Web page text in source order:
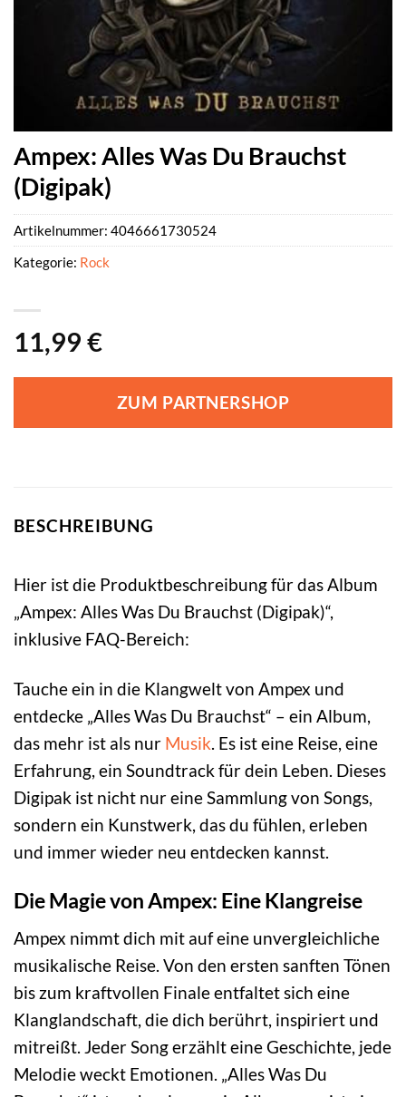
Ampex: Alles Was Du Brauchst
(Digipak)
11,99 €
ZUM PARTNERSHOP
Artikelnummer: 4046661730524
Kategorie: Rock
BESCHREIBUNG
Hier ist die Produktbeschreibung für das Album
„Ampex: Alles Was Du Brauchst (Digipak)“,
inklusive FAQ-Bereich:
Tauche ein in die Klangwelt von Ampex und
entdecke „Alles Was Du Brauchst“ – ein Album,
das mehr ist als nur Musik . Es ist eine Reise, eine
Erfahrung, ein Soundtrack für dein Leben. Dieses
Digipak ist nicht nur eine Sammlung von Songs,
sondern ein Kunstwerk, das du fühlen, erleben
und immer wieder neu entdecken kannst.
Die Magie von Ampex: Eine Klangreise
Ampex nimmt dich mit auf eine unvergleichliche
musikalische Reise. Von den ersten sanften Tönen
bis zum kraftvollen Finale entfaltet sich eine
Klanglandschaft, die dich berührt, inspiriert und
mitreißt. Jeder Song erzählt eine Geschichte, jede
Melodie weckt Emotionen. „Alles Was Du